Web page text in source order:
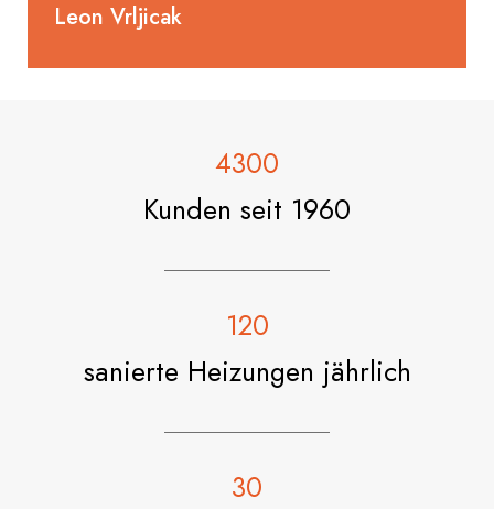
Leon Vrljicak
4300
Kunden seit 1960
120
sanierte Heizungen jährlich
30